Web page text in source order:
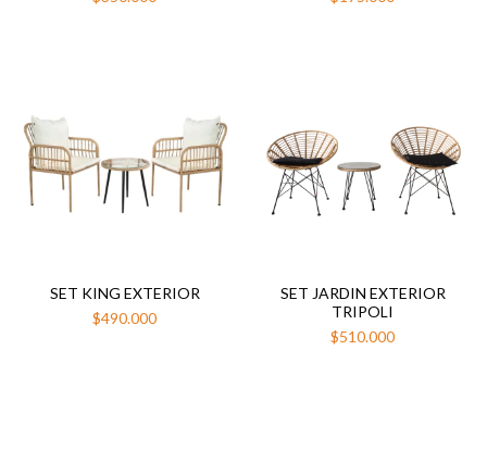
SET KING EXTERIOR
$490.000
SET JARDIN EXTERIOR
TRIPOLI
$510.000